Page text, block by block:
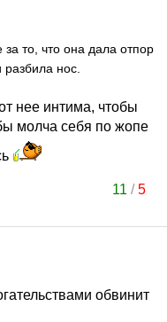
за то, что она дала отпор
нос.
нее интима, чтобы
молча себя по жопе
11 /5
обвинит